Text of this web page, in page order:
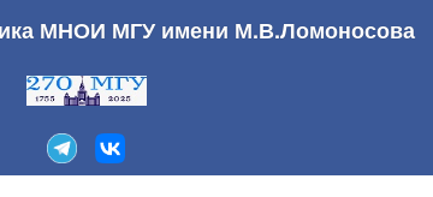
МНОИ МГУ имени М.В.Ломоносова